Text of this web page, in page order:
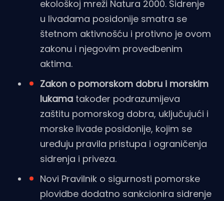
ekološkoj mreži Natura 2000. Sidrenje
u livadama posidonije smatra se
štetnom aktivnošću i protivno je ovom
zakonu i njegovim provedbenim
aktima.
Zakon o pomorskom dobru i morskim
lukama također podrazumijeva
zaštitu pomorskog dobra, uključujući i
morske livade posidonije, kojim se
uređuju pravila pristupa i ograničenja
sidrenja i priveza.
Novi Pravilnik o sigurnosti pomorske
plovidbe dodatno sankcionira sidrenje